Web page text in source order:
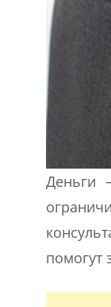
Деньги
помогут